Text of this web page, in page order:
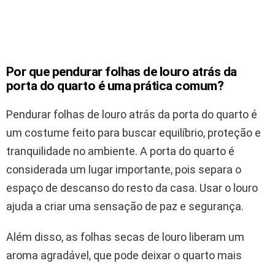
Por que pendurar folhas de louro atrás da
porta do quarto é uma prática comum?
Pendurar folhas de louro atrás da porta do quarto é
um costume feito para buscar equilíbrio, proteção e
tranquilidade no ambiente. A porta do quarto é
considerada um lugar importante, pois separa o
espaço de descanso do resto da casa. Usar o louro
ajuda a criar uma sensação de paz e segurança.
Além disso, as folhas secas de louro liberam um
aroma agradável, que pode deixar o quarto mais